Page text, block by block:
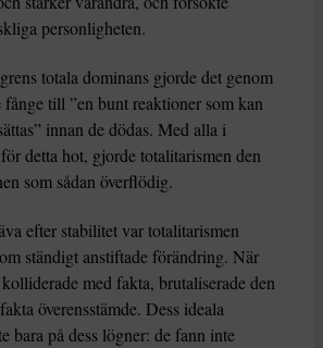
personligheten.
totala dominans gjorde det genom
fånge till ”en bunt reaktioner som kan
innan de dödas. Med alla i
detta hot, gjorde totalitarismen den
som sådan överflödig.
efter stabilitet var totalitarismen
ständigt anstiftade förändring. När
med fakta, brutaliserade den
överensstämde. Dess ideala
bara på dess lögner: de fann inte